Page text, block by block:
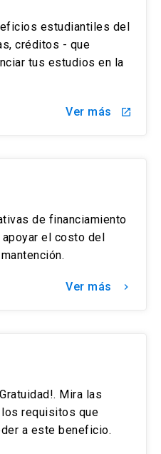
estudiantiles del
créditos - que
tus estudios en la
Ver más launch
de financiamiento
el costo del
Ver más keyboard_arrow_right
Mira las
requisitos que
a este beneficio.